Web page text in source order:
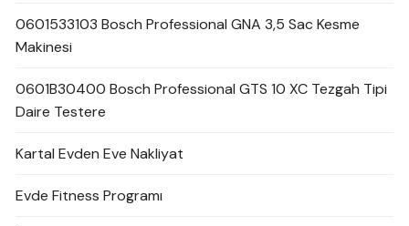
0601533103 Bosch Professional GNA 3,5 Sac Kesme
Makinesi
0601B30400 Bosch Professional GTS 10 XC Tezgah Tipi
Daire Testere
Kartal Evden Eve Nakliyat
Evde Fitness Programı